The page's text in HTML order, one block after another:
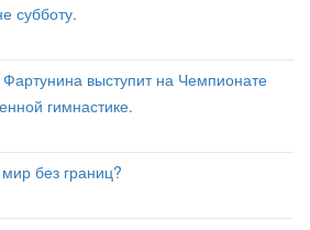
субботу.
выступит на Чемпионате
гимнастике.
без границ?